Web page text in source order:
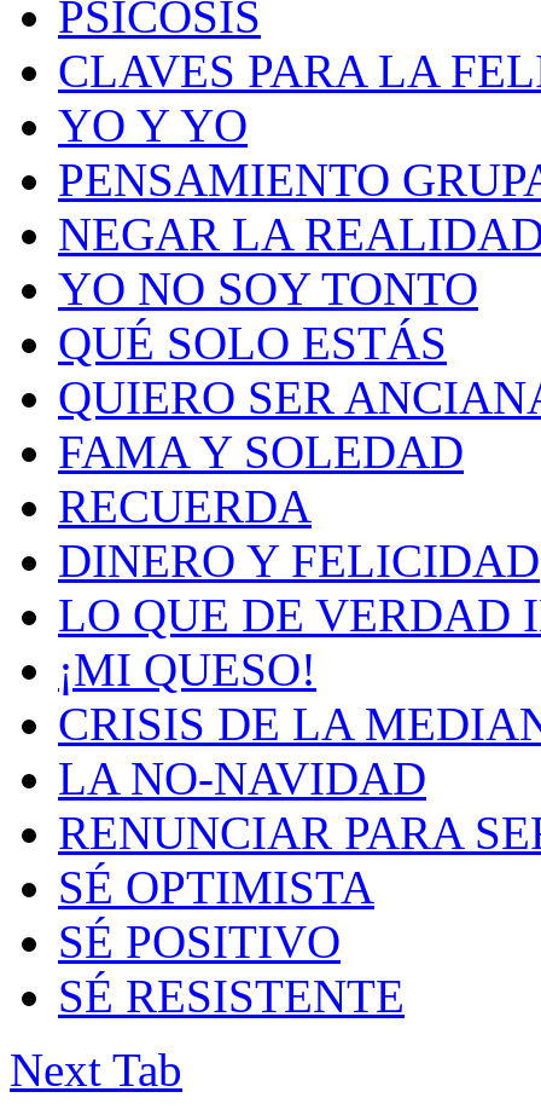
PSICOSIS
CLAVES PARA LA
YO Y YO
PENSAMIENTO
NEGAR LA
YO NO SOY TONTO
QUÉ SOLO ESTÁS
QUIERO SER
FAMA Y SOLEDAD
RECUERDA
DINERO Y FELICIDAD
LO QUE DE VERDAD
¡MI QUESO!
CRISIS DE LA
LA NO-NAVIDAD
RENUNCIAR PARA
SÉ OPTIMISTA
SÉ POSITIVO
SÉ RESISTENTE
Next Tab